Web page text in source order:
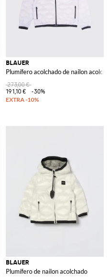
BLAUER
Plumífero acolchado de nailon
273,00 €
191,10 €
-30%
BLAUER
Plumífero de nailon acolchado